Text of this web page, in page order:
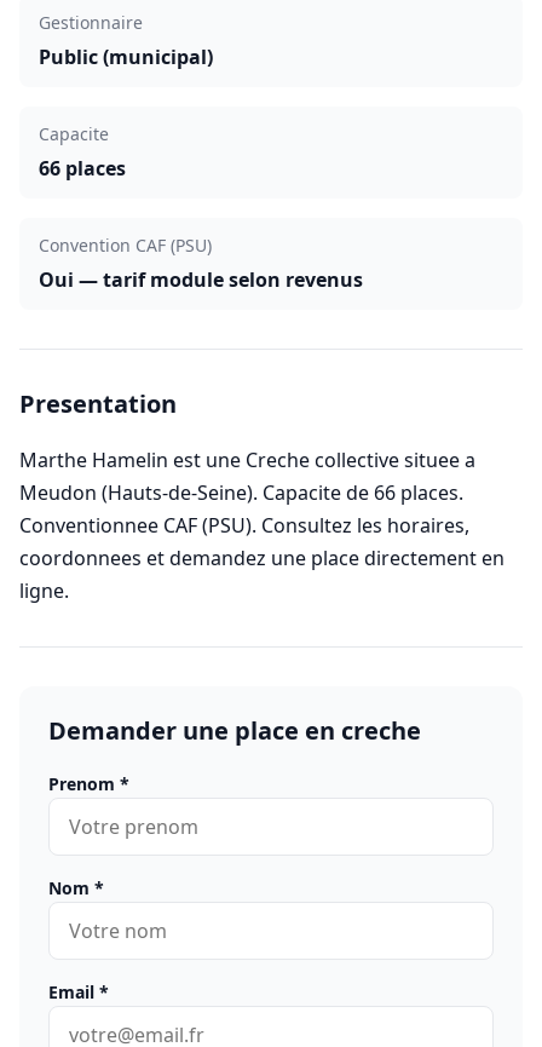
Gestionnaire
Public (municipal)
Capacite
66 places
Convention CAF (PSU)
Oui — tarif module selon revenus
Presentation
Marthe Hamelin est une Creche collective situee a
Meudon (Hauts-de-Seine). Capacite de 66 places.
Conventionnee CAF (PSU). Consultez les horaires,
coordonnees et demandez une place directement en
ligne.
Demander une place en creche
Prenom *
Nom *
Email *